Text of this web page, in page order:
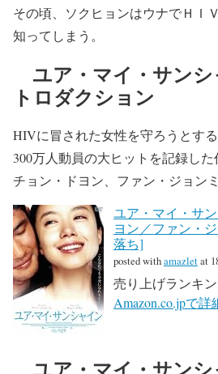
その頃、ソクヒョンはウナでＨＩ
知ってしまう。
ユア・マイ・サン
トロダクション
HIVに冒された女性を守ろうとする
300万人動員の大ヒットを記録した
チョン・ドヨン、ファン・ジョン
ユア・マイ・サ
ヨン／ファン・
落ち]
posted withamazletat
売り上げランキン
Amazon.co.jpで詳